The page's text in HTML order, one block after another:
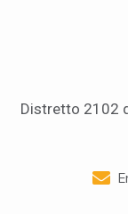
Distretto 2102